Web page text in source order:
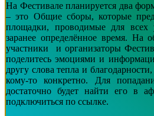
На Фестивале планируется два
– это Общие сборы, которые
площадки, проводимые для всех
заранее определённое время. На
участники и организаторы
поделитесь эмоциями и
другу слова тепла и
кому-то конкретно. Для
достаточно будет найти его в
подключиться по ссылке.